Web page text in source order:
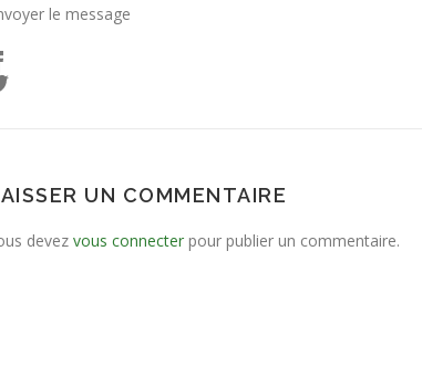
le message
UN COMMENTAIRE
devez vous connecter pour publier un commentaire.